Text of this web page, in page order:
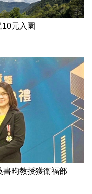
元入園
昀教授獲衛福部